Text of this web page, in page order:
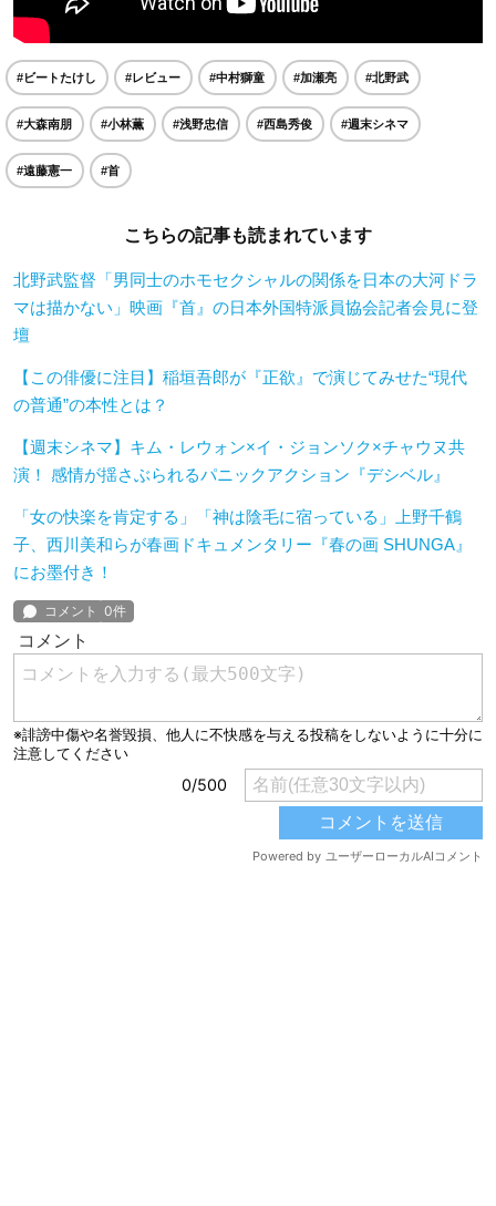
#ビートたけし #レビュー #中村獅童 #加瀬亮 #北野武
#大森南朋 #小林薫 #浅野忠信 #西島秀俊 #週末シネマ
#遠藤憲一 #首
こちらの記事も読まれています
北野武監督「男同士のホモセクシャルの関係を日本の大河ドラ
マは描かない」映画『首』の日本外国特派員協会記者会見に登
壇
【この俳優に注目】稲垣吾郎が『正欲』で演じてみせた“現代
の普通”の本性とは？
【週末シネマ】キム・レウォン×イ・ジョンソク×チャウヌ共
演！ 感情が揺さぶられるパニックアクション『デシベル』
「女の快楽を肯定する」「神は陰毛に宿っている」上野千鶴
子、西川美和らが春画ドキュメンタリー『春の画 SHUNGA』
にお墨付き！